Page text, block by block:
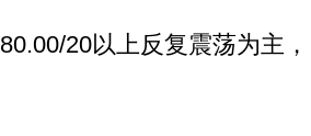
20以上反复震荡为主，